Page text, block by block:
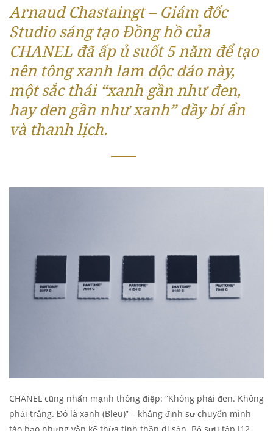
Arnaud Chastaingt – Giám đốc
Studio sáng tạo Đồng hồ của
CHANEL đã ấp ủ suốt 5 năm để tạo
nên tông xanh lam độc đáo này,
một sắc thái “xanh gần như đen,
hay đen gần như xanh” đầy bí ẩn
và thanh lịch.
CHANEL cũng nhấn mạnh thông điệp: “Không phải đen. Không
phải trắng. Đó là xanh (Bleu)” – khẳng định sự chuyển mình